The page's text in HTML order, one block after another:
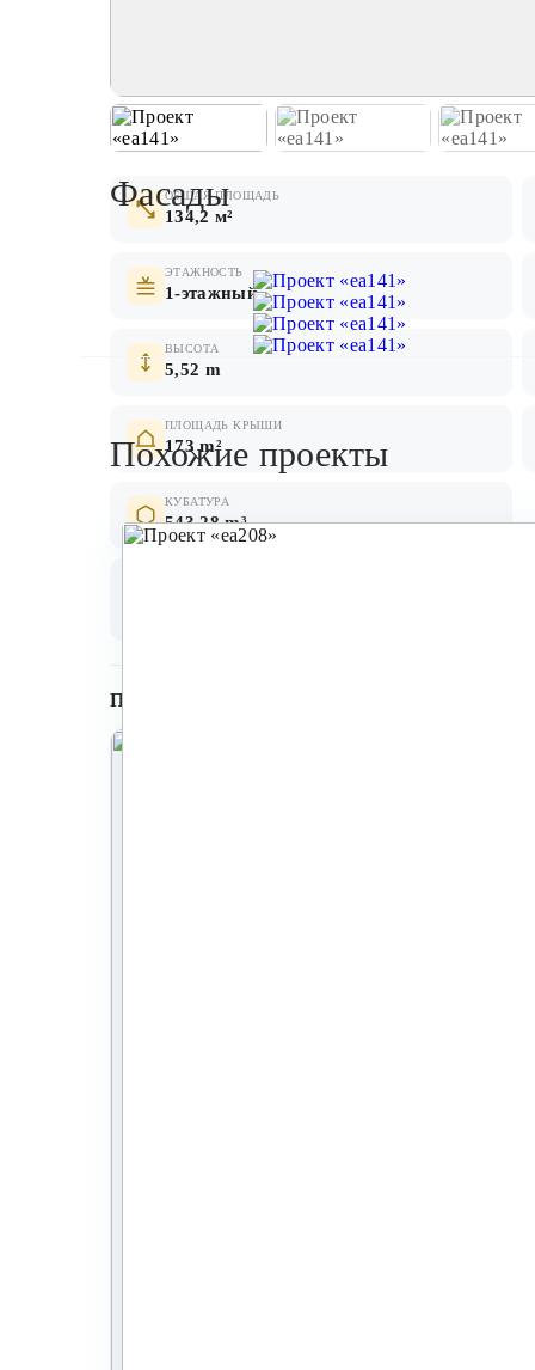
ОБЩАЯ ПЛОЩАДЬ
134,2 м²
ЭТАЖНОСТЬ
1-этажный
ВЫСОТА
5,52 m
ПЛОЩАДЬ КРЫШИ
173 m²
КУБАТУРА
543,28 m³
Планировки
Фасады
Похожие проекты